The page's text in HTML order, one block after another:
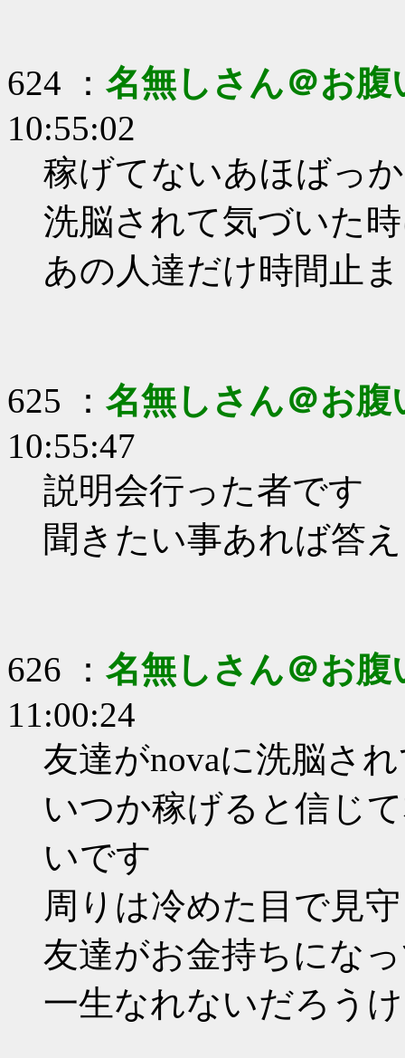
624 ： 名無しさん＠お腹
10:55:02
稼げてないあほばっ
洗脳されて気づいた
あの人達だけ時間止
625 ： 名無しさん＠お腹
10:55:47
説明会行った者です
聞きたい事あれば答
626 ： 名無しさん＠お腹
11:00:24
友達がnovaに洗脳さ
いつか稼げると信じ
いです
周りは冷めた目で見
友達がお金持ちにな
一生なれないだろう